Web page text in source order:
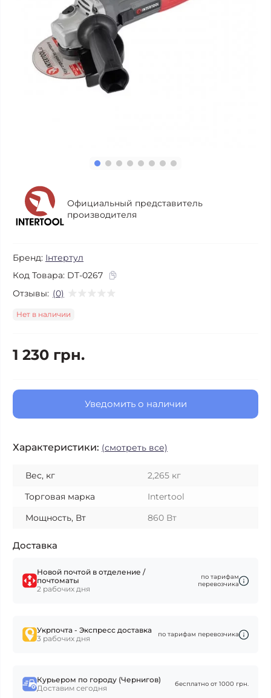
Официальный представитель
производителя
Бренд: Інтертул
Код Товара: DT-0267
Отзывы: (0)
Нет в наличии
1 230 грн.
Уведомить о наличии
Характеристики: (смотреть все)
Вес, кг
2,265 кг
Торговая марка
Intertool
Мощность, Вт
860 Вт
Доставка
Новой почтой в отделение /
почтоматы
2 рабочих дня
по тарифам
перевозчика
Укрпочта - Экспресс доставка
3 рабочих дня
по тарифам перевозчика
Курьером по городу (Чернигов)
Доставим сегодня
бесплатно от 1000 грн.